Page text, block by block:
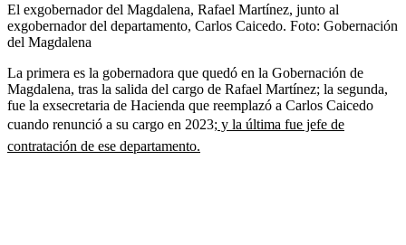
El exgobernador del Magdalena, Rafael Martínez, junto al
exgobernador del departamento, Carlos Caicedo. Foto: Gobernación
del Magdalena
La primera es la gobernadora que quedó en la Gobernación de
Magdalena, tras la salida del cargo de Rafael Martínez; la segunda,
fue la exsecretaria de Hacienda que reemplazó a Carlos Caicedo
cuando renunció a su cargo en 2023; y la última fue jefe de
contratación de ese departamento.